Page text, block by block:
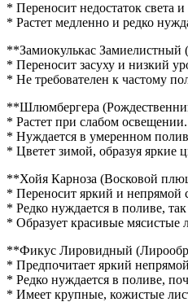
* Переносит недостаток света
* Растет медленно и редко
**Замиокулькас Замиелистный
* Переносит засуху и низкий
* Не требователен к частому
**Шлюмбергера
* Растет при слабом освещении.
* Нуждается в умеренном
* Цветет зимой, образуя яркие
**Хойя Карноза (Восковой
* Переносит яркий и непрямой
* Редко нуждается в поливе, так
* Образует красивые мясистые
**Фикус Лировидный
* Предпочитает яркий
* Редко нуждается в поливе,
* Имеет крупные, кожистые